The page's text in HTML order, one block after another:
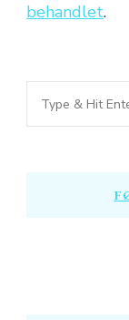
behandlet.
Looking
for